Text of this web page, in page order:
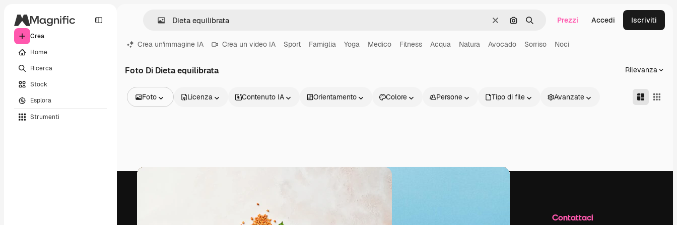
Crea
Home
Ricerca
Stock
Esplora
Strumenti
CancellaCerca per immagine
Ricerca Prezzi Accedi Iscriviti
Crea un'immagine IA Crea un video IA Sport Famiglia Yoga Medico Fitness Acqua Natura Avocado Sorriso Noci
Foto Di Dieta equilibrata Rilevanza
Foto
Video
Licenza Contenuto IA Orientamento Colore Persone Tipo di file Avanzate
Contattaci